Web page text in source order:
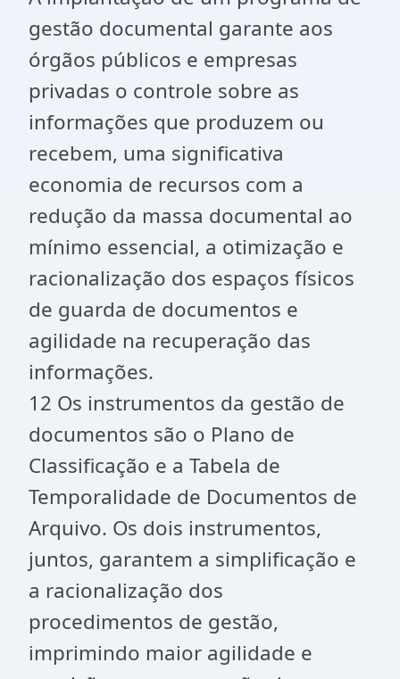
gestão documental garante aos
órgãos públicos e empresas
privadas o controle sobre as
informações que produzem ou
recebem, uma significativa
economia de recursos com a
redução da massa documental ao
mínimo essencial, a otimização e
racionalização dos espaços físicos
de guarda de documentos e
agilidade na recuperação das
informações.
12 Os instrumentos da gestão de
documentos são o Plano de
Classificação e a Tabela de
Temporalidade de Documentos de
Arquivo. Os dois instrumentos,
juntos, garantem a simplificação e
a racionalização dos
procedimentos de gestão,
imprimindo maior agilidade e